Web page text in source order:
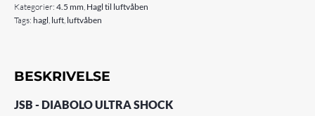
Kategorier: 4.5 mm, Hagl til luftvåben
Tags: hagl, luft, luftvåben
BESKRIVELSE
JSB - DIABOLO ULTRA SHOCK